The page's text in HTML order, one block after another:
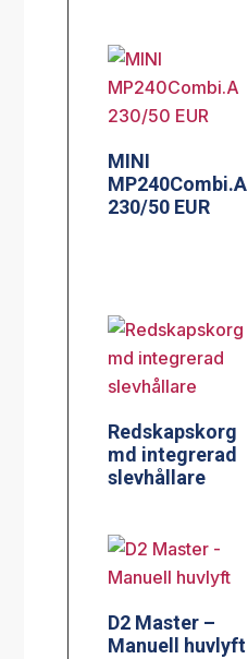
MINI
MP240Combi.A
230/50 EUR
Redskapskorg
md integrerad
slevhållare
D2 Master –
Manuell huvlyft